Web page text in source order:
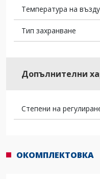
Температура на
Тип захранване
Допълнителни
Степени на
ОКОМПЛЕКТОВКА